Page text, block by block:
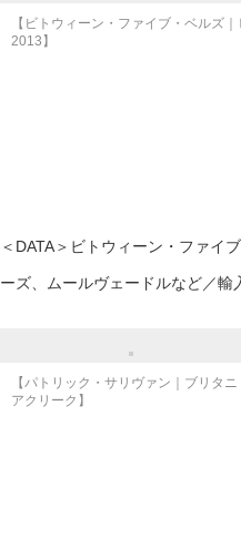
【ビトウィーン・ファイブ・ベルズ
2013】
＜DATA＞ビトウィーン・ファイ
ーズ、ムールヴェードルなど／
【パトリック・サリヴァン｜ブリタニ
アクリーク】